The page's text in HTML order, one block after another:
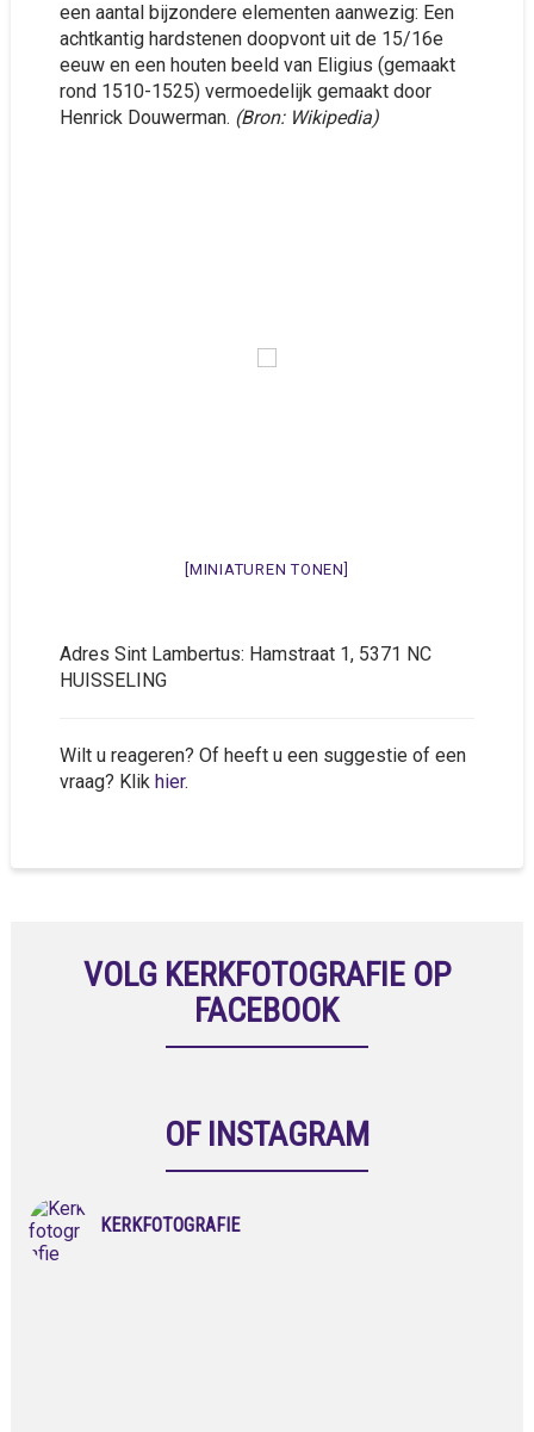
een aantal bijzondere elementen aanwezig: Een
achtkantig hardstenen doopvont uit de 15/16e
eeuw en een houten beeld van Eligius (gemaakt
rond 1510-1525) vermoedelijk gemaakt door
Henrick Douwerman. (Bron: Wikipedia)
[MINIATUREN TONEN]
Adres Sint Lambertus: Hamstraat 1, 5371 NC
HUISSELING
Wilt u reageren? Of heeft u een suggestie of een
vraag? Klik hier.
VOLG KERKFOTOGRAFIE OP
FACEBOOK
OF INSTAGRAM
KERKFOTOGRAFIE